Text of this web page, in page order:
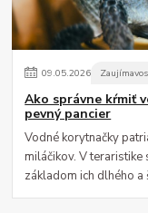
09.05.2026
Ako správne kŕmiť
pevný pancier
Vodné korytnačky
miláčikov. V
základom ich dlhého